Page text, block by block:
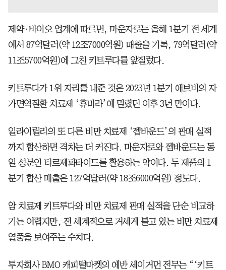
제약·바이오 업계에 따르면, 마운자로는 올해 1분기 전 세계
에서 87억달러(약 12조7000억원) 매출을 기록, 79억달러(약
11조5700억원)에 그친 키트루다를 앞질렀다.
키트루다가 1위 자리를 내준 것은 2023년 1분기 애브비의 자
가면역질환 치료제 ‘휴미라’에 밀렸던 이후 3년 만이다.
일라이릴리의 또 다른 비만 치료제 ‘젭바운드’의 판매 실적
까지 합산하면 격차는 더 커진다. 마운자로와 젭바운드는 동
일 성분인 티르제파타이드를 활용하는 약이다. 두 제품의 1
분기 합산 매출은 127억달러(약 18조6000억원) 정도다.
암 치료제 키트루다와 비만 치료제 판매 실적을 단순 비교하
기는 어렵지만, 전 세계적으로 거세게 불고 있는 비만 치료제
열풍을 보여주는 수치다.
투자회사 BMO 캐피털마켓의 에반 세이거먼 전무는 “‘키트